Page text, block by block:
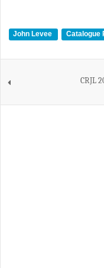
John Levee Catalogue
CRJL